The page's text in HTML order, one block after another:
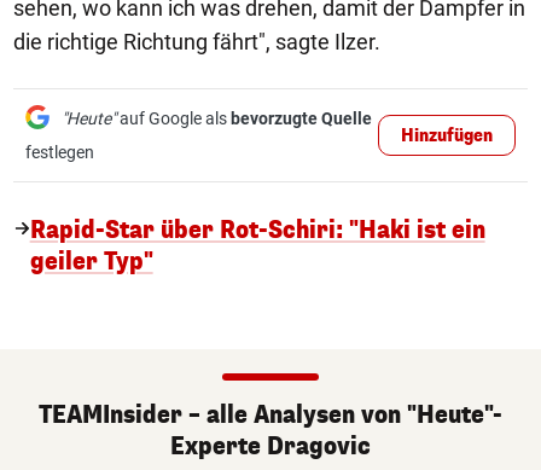
sehen, wo kann ich was drehen, damit der Dampfer in
die richtige Richtung fährt", sagte Ilzer.
"Heute"auf Google als bevorzugte Quelle
festlegen
Hinzufügen
Rapid-Star über Rot-Schiri: "Haki ist ein
geiler Typ"
TEAMInsider – alle Analysen von "Heute"-
Experte Dragovic